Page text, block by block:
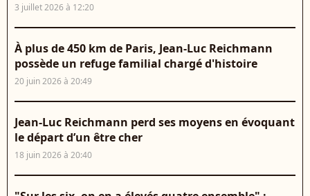
3 juillet 2026 à 12:20
À plus de 450 km de Paris, Jean-Luc Reichmann
possède un refuge familial chargé d'histoire
20 juin 2026 à 20:49
Jean-Luc Reichmann perd ses moyens en évoquant
le départ d’un être cher
18 juin 2026 à 20:40